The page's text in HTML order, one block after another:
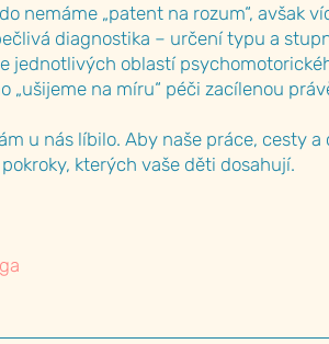
nemáme „patent na rozum“, avšak
diagnostika – určení typu a
jednotlivých oblastí
„ušijeme na míru“ péči zacílenou
u nás líbilo. Aby naše práce, cesty
kterých vaše děti dosahují.